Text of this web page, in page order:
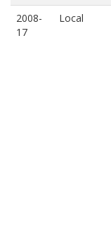
2008-
17
Local